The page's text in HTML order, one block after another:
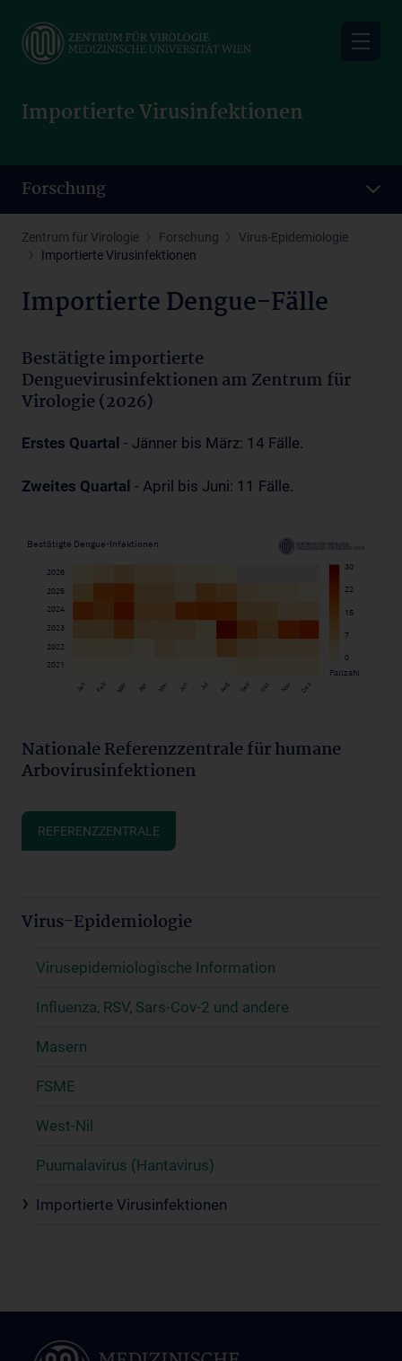
main
Importierte Virusinfektionen
Forschung
Zentrum für Virologie Forschung
Virus-Epidemiologie
Importierte Virusinfektionen
Importierte Dengue-Fälle
Bestätigte importierte
Denguevirusinfektionen am Zentrum für
Virologie (2026)
Erstes Quartal - Jänner bis März: 14 Fälle.
Zweites Quartal - April bis Juni: 11 Fälle.
Nationale Referenzzentrale für humane
Arbovirusinfektionen
REFERENZZENTRALE
Virus-Epidemiologie
Virusepidemiologische Information
Influenza, RSV, Sars-Cov-2 und andere
Masern
FSME
West-Nil
Puumalavirus (Hantavirus)
Importierte Virusinfektionen